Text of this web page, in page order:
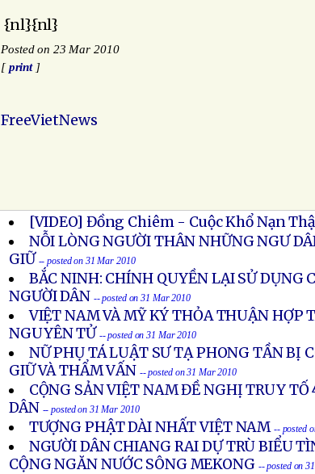
{nl}{nl}
Posted on 23 Mar 2010
[print]
FreeVietNews
[VIDEO] Đồng Chiêm - Cuộc Khổ Nạn
NỖI LÒNG NGƯỜI THÂN NHỮNG NGƯ
GIỮ -- posted on 31 Mar 2010
BẮC NINH: CHÍNH QUYỀN LẠI SỬ DỤNG
NGƯỜI DÂN -- posted on 31 Mar 2010
VIỆT NAM VÀ MỸ KÝ THỎA THUẬN HỢP
NGUYÊN TỬ -- posted on 31 Mar 2010
NỮ PHỤ TÁ LUẬT SƯ TẠ PHONG TẦN BỊ
GIỮ VÀ THẨM VẤN -- posted on 31 Mar 2010
CỘNG SẢN VIỆT NAM ĐỀ NGHỊ TRUY
DÂN -- posted on 31 Mar 2010
TƯỢNG PHẬT DÀI NHẤT VIỆT NAM -- posted
NGƯỜI DÂN CHIANG RAI DỰ TRÙ BIỂU
CỘNG NGĂN NƯỚC SÔNG MEKONG -- posted on